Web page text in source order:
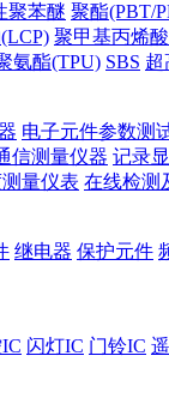
聚苯醚 聚酯(PBT/
聚甲基丙烯
氨酯(TPU) SBS 超
电子元件参数测
信测量仪器 记录
量仪表 在线检测
继电器 保护元件
闪灯IC 门铃IC